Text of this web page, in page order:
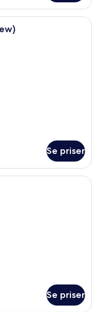
med to senge, et
Se priser
med to senge, et
Se priser